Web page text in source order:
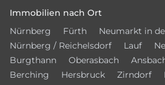
Immobilien nach Ort
Nürnberg
Fürth
Neumarkt in
Nürnberg / Reichelsdorf
Lauf
Burgthann
Oberasbach
Berching
Hersbruck Zirndorf